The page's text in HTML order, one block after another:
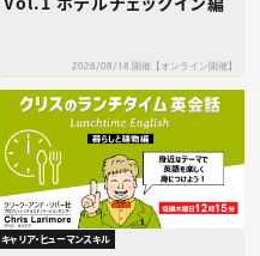
2026/08/18 開催【オンライン開催】
キャリア・ヒューマンスキル